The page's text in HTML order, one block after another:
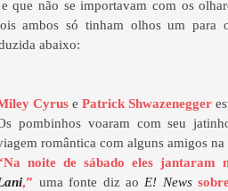
que não se importavam com os
ambos só tinham olhos um para
abaixo:
Cyrus ePatrick Shwazenegger
pombinhos voaram com seu
romântica com alguns amigos na
noite de sábado eles jantaram
,” uma fonte diz aoE! News s